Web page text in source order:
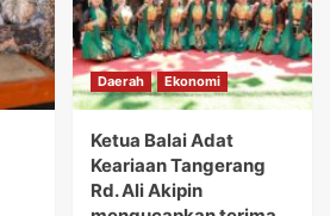
Daerah Ekonomi
Ketua Balai Adat
Keariaan Tangerang
Rd. Ali Akipin